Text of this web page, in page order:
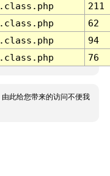
211
62
94
76
此给您带来的访问不便我